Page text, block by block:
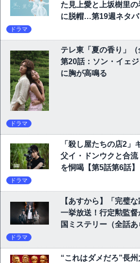
た見上愛と上坂樹里
に脱帽…第19週ネタ
ドラマ
テレ東「夏の香り」
第20話：ソン・イェ
に胸が高鳴る
ドラマ
「殺し屋たちの店2」
父イ・ドンウクと合
を恫喝【第5話第6話】
ドラマ
【あすから】「完璧
一挙放送！行定勲監
国ミステリー（全話あ
ドラマ
“これはダメだろ”長